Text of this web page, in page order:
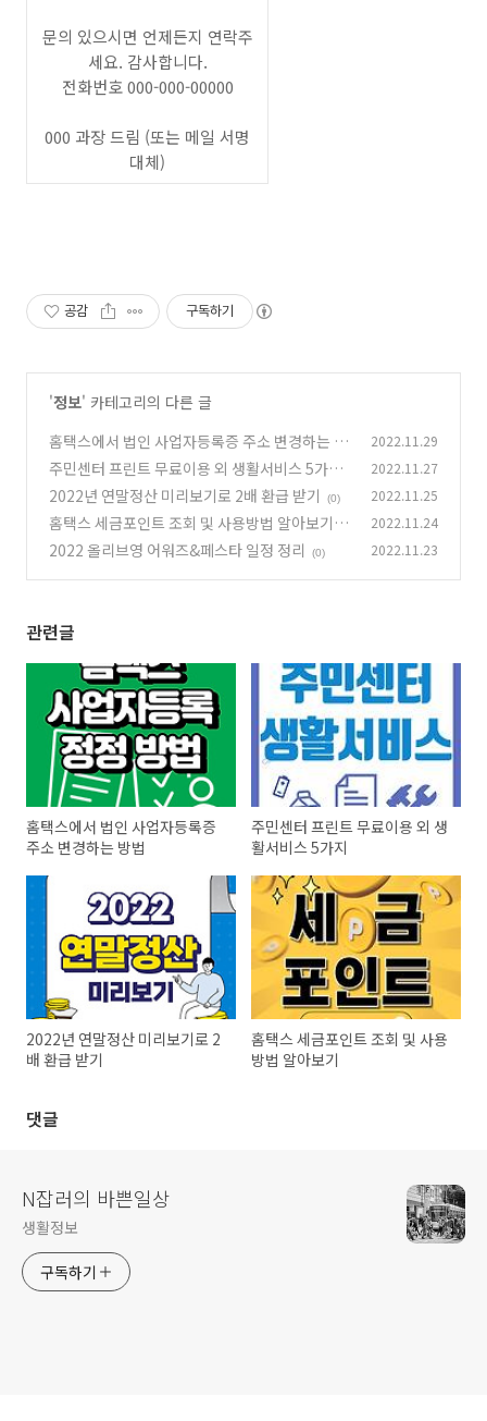
문의 있으시면 언제든지 연락주
세요. 감사합니다.
전화번호 000-000-00000
000 과장 드림 (또는 메일 서명
대체)
공감 구독하기
'정보' 카테고리의 다른 글
홈택스에서 법인 사업자등록증 주소 변경하는 방
법
(0)
2022.11.29
주민센터 프린트 무료이용 외 생활서비스 5가지
(0)
2022.11.27
2022년 연말정산 미리보기로 2배 환급 받기 (0) 2022.11.25
홈택스 세금포인트 조회 및 사용방법 알아보기
(0)
2022.11.24
2022 올리브영 어워즈&페스타 일정 정리 (0) 2022.11.23
관련글
홈택스에서 법인 사업자등록증
주소 변경하는 방법
주민센터 프린트 무료이용 외 생
활서비스 5가지
2022년 연말정산 미리보기로 2
배 환급 받기
홈택스 세금포인트 조회 및 사용
방법 알아보기
댓글
N잡러의 바쁜일상
생활정보
구독하기